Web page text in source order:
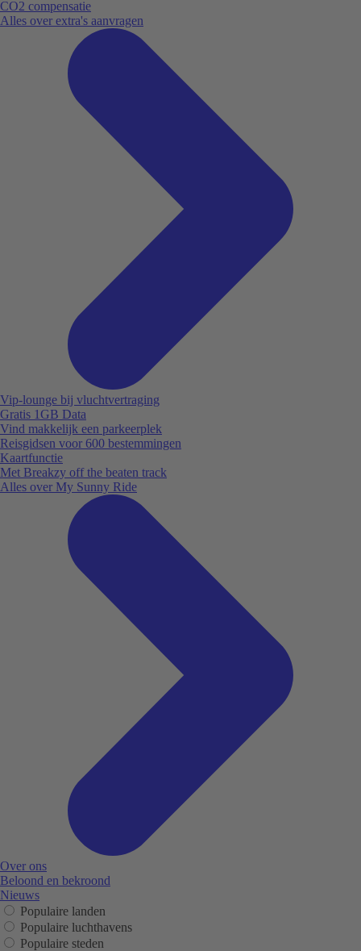
CO2 compensatie
Alles over extra's aanvragen
Vip-lounge bij vluchtvertraging
Gratis 1GB Data
Vind makkelijk een parkeerplek
Reisgidsen voor 600 bestemmingen
Kaartfunctie
Met Breakzy off the beaten track
Alles over My Sunny Ride
Over ons
Beloond en bekroond
Nieuws
Populaire landen
Populaire luchthavens
Populaire steden